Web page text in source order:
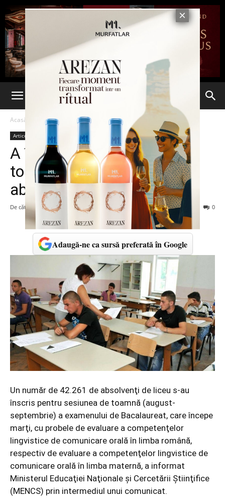
Acasă Articole
Articole
A început Bacalaureatul de
toamnă. Peste 42.000 de
absolvenți de liceu înscriși
De către admin - 16 august 2016 0
Adaugă-ne ca sursă preferată în Google
Un număr de 42.261 de absolvenţi de liceu s-au
înscris pentru sesiunea de toamnă (august-
septembrie) a examenului de Bacalaureat, care începe
marţi, cu probele de evaluare a competenţelor
lingvistice de comunicare orală în limba română,
respectiv de evaluare a competenţelor lingvistice de
comunicare orală în limba maternă, a informat
Ministerul Educaţiei Naţionale şi Cercetării Ştiinţifice
(MENCS) prin intermediul unui comunicat.